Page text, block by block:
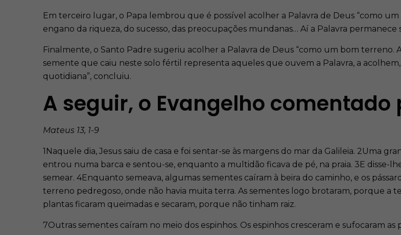
Em terceiro lugar, o Papa lembrou que é possível acolher a Palavra de Deus “como um
engano da riqueza, do sucesso, das preocupações mundanas… Aí a Palavra permanece
Finalmente, o Santo Padre sugeriu acolher a Palavra de Deus “como um bom terreno.
semente que caiu neste solo fértil representa aqueles que ouvem a Palavra, a
quotidiana”, concluiu.
A seguir, o Evangelho comentado
Mateus 13, 1-9
1Naquele dia, Jesus saiu de casa e foi sentar-se às margens do mar da Galileia. 2Uma
entrou numa barca e sentou-se, enquanto a multidão ficava de pé, na praia. 3E disse-
semear. 4Enquanto semeava, algumas sementes caíram à beira do caminho, e os
terreno pedregoso, onde não havia muita terra. As sementes logo brotaram, porque a
plantas ficaram queimadas e secaram, porque não tinham raiz.
7Outras sementes caíram no meio dos espinhos. Os espinhos cresceram e sufocaram as